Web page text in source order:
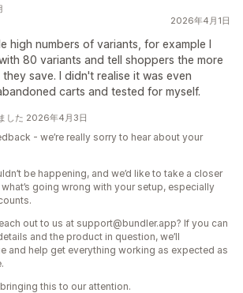
2026年4月1日
high numbers of variants, for example I
80 variants and tell shoppers the more
save. I didn't realise it was even
carts and tested for myself.
した 2026年4月3日
- we’re really sorry to hear about your
be happening, and we’d like to take a closer
going wrong with your setup, especially
out to us at support@bundler.app? If you can
and the product in question, we’ll
and help get everything working as expected as
this to our attention.